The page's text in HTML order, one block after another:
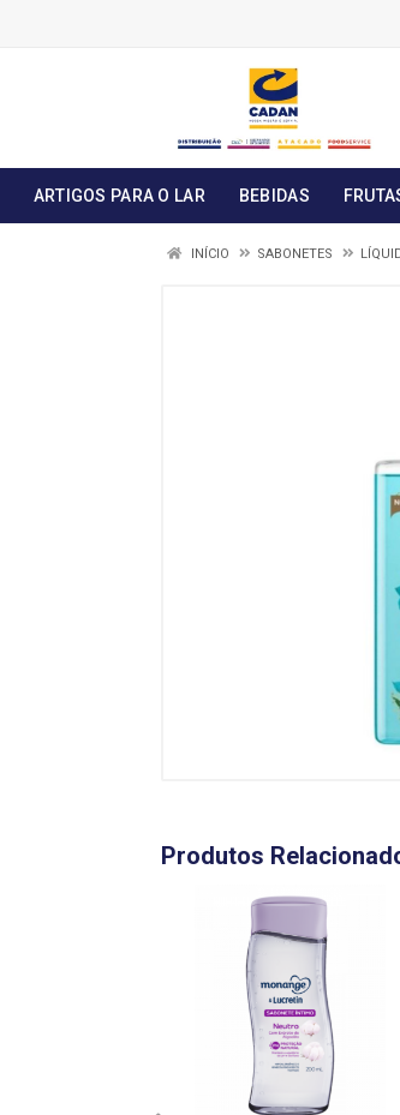
ARTIGOS PARA O LAR BEBIDAS
INÍCIO SABONETES
Produtos